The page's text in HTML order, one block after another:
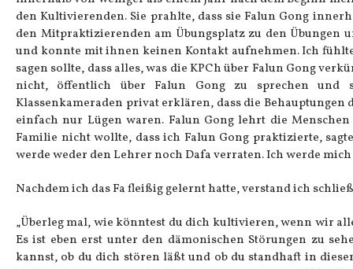
den Kultivierenden. Sie prahlte, dass sie Falun Gong
den Mitpraktizierenden am Übungsplatz zu den Übungen
und konnte mit ihnen keinen Kontakt aufnehmen. Ich
sagen sollte, dass alles, was die KPCh über Falun Gong
nicht, öffentlich über Falun Gong zu sprechen und
Klassenkameraden privat erklären, dass die
einfach nur Lügen waren. Falun Gong lehrt die
Familie nicht wollte, dass ich Falun Gong praktizierte,
werde weder den Lehrer noch Dafa verraten. Ich werde
Nachdem ich das Fa fleißig gelernt hatte, verstand ich
„Überleg mal, wie könntest du dich kultivieren, wenn wir
Es ist eben erst unter den dämonischen Störungen zu
kannst, ob du dich stören läßt und ob du standhaft in